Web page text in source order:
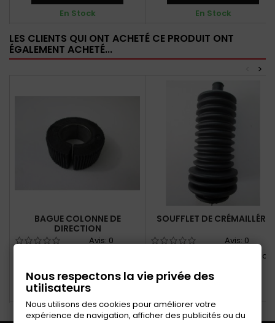
En Stock En Stock
LES CLIENTS QUI ONT ACHETÉ CE PRODUIT ONT
ÉGALEMENT ACHETÉ...
>
BAGUE COLONNE DE
DIRECTION
Avis: 0
Ajouter au panier
SOUFFLET DE CRÉMAILLÉRE
Avis: 0
Soufflet de protection de la
Nous respectons la vie privée des
utilisateurs
Nous utilisons des cookies pour améliorer votre
expérience de navigation, afficher des publicités ou du